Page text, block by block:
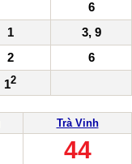
6
1
3, 9
2
6
12
Trà Vinh
44